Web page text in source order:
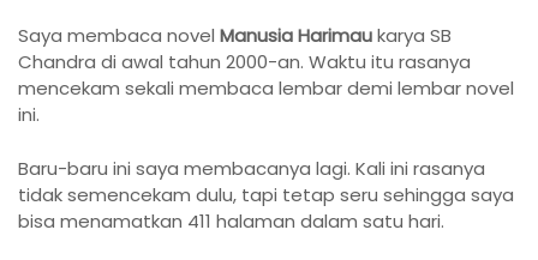
Saya membaca novel Manusia Harimaukarya SB
Chandra di awal tahun 2000-an. Waktu itu rasanya
mencekam sekali membaca lembar demi lembar novel
ini.
Baru-baru ini saya membacanya lagi. Kali ini rasanya
tidak semencekam dulu, tapi tetap seru sehingga saya
bisa menamatkan 411 halaman dalam satu hari.